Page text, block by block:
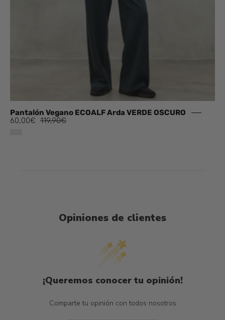
Pantalón Vegano ECOALF Arda VERDE OSCURO
60,00€ 119,90€
Opiniones de clientes
¡Queremos conocer tu opinión!
Comparte tu opinión con todos nosotros